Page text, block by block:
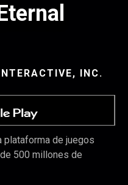
INC.
plataforma de juegos
500 millones de